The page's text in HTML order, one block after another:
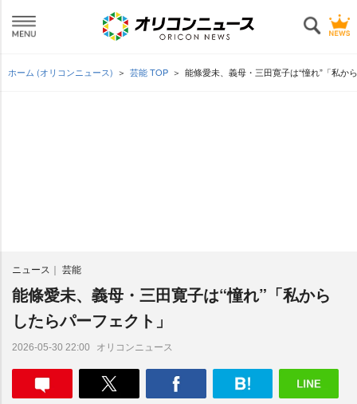
ホーム (オリコンニュース) 芸能 TOP 能條愛未、義母・三田寛子は“憧れ”「私か
ニュース 芸能
能條愛未、義母・三田寛子は“憧れ”「私から
したらパーフェクト」
2026-05-30 22:00 オリコンニュース